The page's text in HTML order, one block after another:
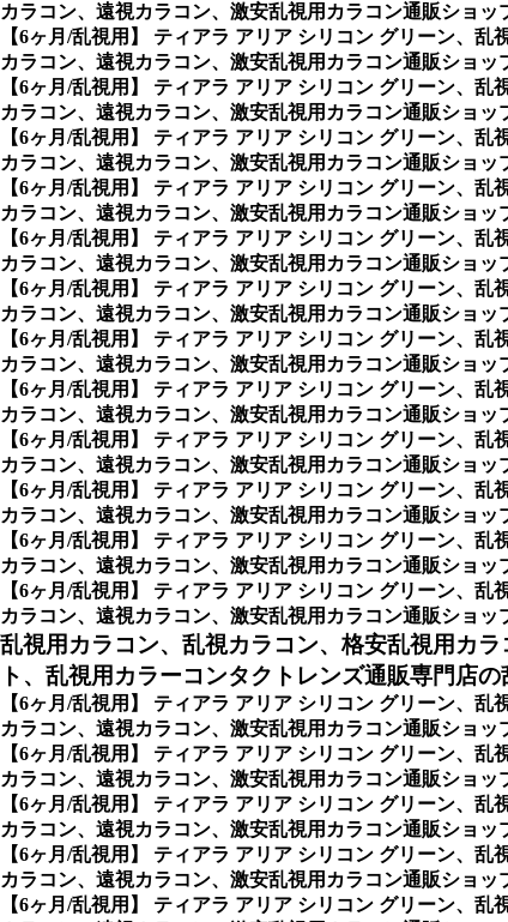
カラコン、遠視カラコン、激安乱視用カラコン通販ショッ
【6ヶ月/乱視用】 ティアラ アリア シリコン グリーン、
カラコン、遠視カラコン、激安乱視用カラコン通販ショ
【6ヶ月/乱視用】 ティアラ アリア シリコン グリーン、
カラコン、遠視カラコン、激安乱視用カラコン通販ショ
【6ヶ月/乱視用】 ティアラ アリア シリコン グリーン、
カラコン、遠視カラコン、激安乱視用カラコン通販ショ
【6ヶ月/乱視用】 ティアラ アリア シリコン グリーン、
カラコン、遠視カラコン、激安乱視用カラコン通販ショ
【6ヶ月/乱視用】 ティアラ アリア シリコン グリーン、
カラコン、遠視カラコン、激安乱視用カラコン通販ショ
【6ヶ月/乱視用】 ティアラ アリア シリコン グリーン、
カラコン、遠視カラコン、激安乱視用カラコン通販ショ
【6ヶ月/乱視用】 ティアラ アリア シリコン グリーン、
カラコン、遠視カラコン、激安乱視用カラコン通販ショ
【6ヶ月/乱視用】 ティアラ アリア シリコン グリーン、
カラコン、遠視カラコン、激安乱視用カラコン通販ショ
【6ヶ月/乱視用】 ティアラ アリア シリコン グリーン、
カラコン、遠視カラコン、激安乱視用カラコン通販ショ
【6ヶ月/乱視用】 ティアラ アリア シリコン グリーン、
カラコン、遠視カラコン、激安乱視用カラコン通販ショ
【6ヶ月/乱視用】 ティアラ アリア シリコン グリーン、
カラコン、遠視カラコン、激安乱視用カラコン通販ショ
【6ヶ月/乱視用】 ティアラ アリア シリコン グリーン、
カラコン、遠視カラコン、激安乱視用カラコン通販ショッ
乱視用カラコン、乱視カラコン、格安乱視用カ
ト、乱視用カラーコンタクトレンズ通販専門店の
【6ヶ月/乱視用】 ティアラ アリア シリコン グリーン、
カラコン、遠視カラコン、激安乱視用カラコン通販ショッ
【6ヶ月/乱視用】 ティアラ アリア シリコン グリーン、
カラコン、遠視カラコン、激安乱視用カラコン通販ショ
【6ヶ月/乱視用】 ティアラ アリア シリコン グリーン、
カラコン、遠視カラコン、激安乱視用カラコン通販ショ
【6ヶ月/乱視用】 ティアラ アリア シリコン グリーン、
カラコン、遠視カラコン、激安乱視用カラコン通販ショ
【6ヶ月/乱視用】 ティアラ アリア シリコン グリーン、